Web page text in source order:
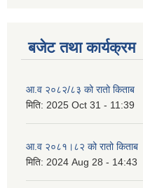
बजेट तथा कार्यक्रम
आ.व २०८२/८३ को रातो किताब
मिति: 2025 Oct 31 - 11:39
आ.व २०८१।८२ को रातो किताब
मिति: 2024 Aug 28 - 14:43